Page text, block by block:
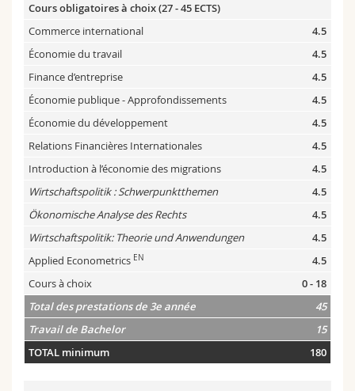
Cours obligatoires à choix (27 - 45 ECTS)
Commerce international
4.5
Économie du travail
4.5
Finance d’entreprise
4.5
Économie publique - Approfondissements
4.5
Économie du développement
4.5
Relations Financières Internationales
4.5
Introduction à l’économie des migrations
4.5
Wirtschaftspolitik : Schwerpunktthemen
4.5
Ökonomische Analyse des Rechts
4.5
Wirtschaftspolitik: Theorie und Anwendungen
4.5
Applied Econometrics EN
4.5
Cours à choix
0 - 18
Total des prestations de 3e année
45
Travail de Bachelor
15
TOTAL minimum
180